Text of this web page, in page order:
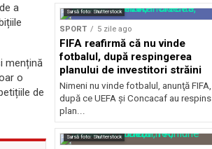
a
mențină
o
de
Sursă foto: Shutterstock
SPORT 5 zile ago
FIFA reafirmă că nu vinde
fotbalul, după respingerea
planului de investitori străini
Nimeni nu vinde fotbalul, anunţă FIFA,
după ce UEFA şi Concacaf au respins
plan...
Sursă foto: Shutterstock